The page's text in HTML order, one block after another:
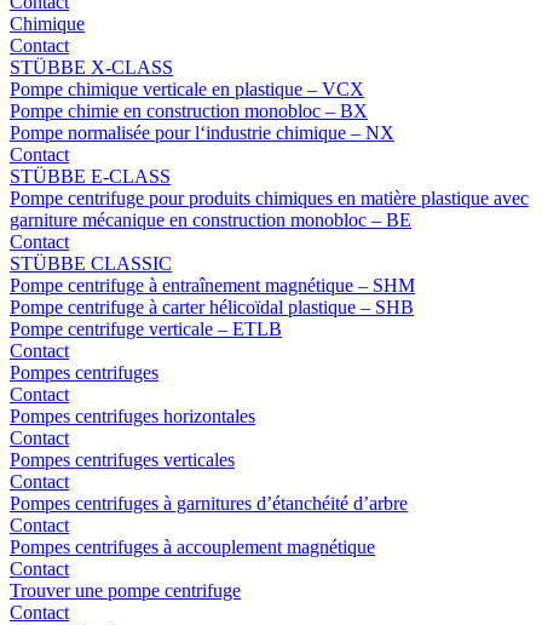
Chimique
Contact
STÜBBE X-CLASS
Pompe chimique verticale en plastique – VCX
Pompe chimie en construction monobloc – BX
Pompe normalisée pour l‘industrie chimique – NX
Contact
STÜBBE E-CLASS
Pompe centrifuge pour produits chimiques en matière plastique avec
garniture mécanique en construction monobloc – BE
Contact
STÜBBE CLASSIC
Pompe centrifuge à entraînement magnétique – SHM
Pompe centrifuge à carter hélicoïdal plastique – SHB
Pompe centrifuge verticale – ETLB
Contact
Pompes centrifuges
Contact
Pompes centrifuges horizontales
Contact
Pompes centrifuges verticales
Contact
Pompes centrifuges à garnitures d’étanchéité d’arbre
Contact
Pompes centrifuges à accouplement magnétique
Contact
Trouver une pompe centrifuge
Contact